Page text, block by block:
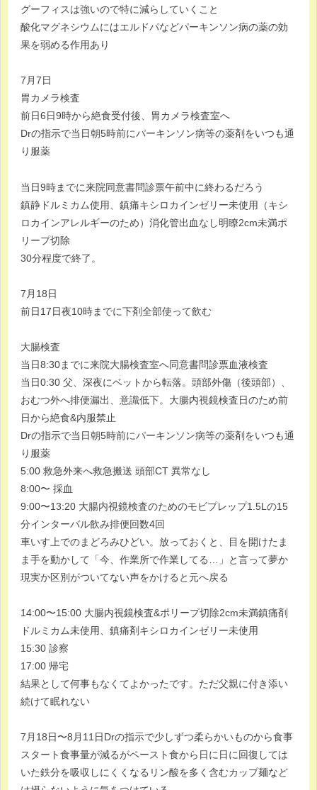
グーフィスは強いので特に減らしていくこと
酸化マグネシウムにはエルドパなどパーキンソン病の薬の効
果を弱める作用あり
7月7日
胃カメラ検査
前日6日9時から絶食受付後、胃カメラ検査室へ
Drの指示で当日朝5時前にパーキンソン病等の薬剤をいつも通
り服薬
当日9時までに来院同意書問診票午前中に終わるだろう
鎮静ドルミカム使用、鎮痛キシロカインゼリー未使用（キシ
ロカインアレルギーのため）消化管出血なし明瞭2cm未満ポ
リープ切除
30分程度で終了。
7月18日
前日17日夜10時までに下剤全部使って飲む
大腸検査
当日8:30までに来院大腸検査室へ同意書問診票血液検査
当日0:30 父、深夜にベットから転落。頭部外傷（後頭部）、
おむつ外へ排便漏出、意識低下。大腸内視鏡検査日のため前
日から絶食&内服禁止
Drの指示で当日朝5時前にパーキンソン病等の薬剤をいつも通
り服薬
5:00 救急外来へ救急搬送 頭部CT 異常なし
8:00〜 採血
9:00〜13:20 大腸内視鏡検査のためのモビプレップ1.5Lの15
分インターバル飲み排便回数4回
車いす上でのまどろみひどい。放っておくと、目を開けたま
ま手を動かして「今、作業所で作業してる…」と言って夢か
現実か区別がついてない声をかけると元へ戻る
14:00〜15:00 大腸内視鏡検査&ポリープ切除2cm未満鎮痛剤
ドルミカム未使用、鎮痛剤キシロカインゼリー未使用
15:30 診察
17:00 帰宅
結果として何事もなくてよかったです。ただ父親に付き添い
続けて眠れない
7月18日〜8月11日Drの指示で少しずつ柔らかいものから食事
スタート食事量が減るがペースト食から日に日に回復しては
いた鉄分を吸収しにくくなるリン酸を多く含むカップ麺など